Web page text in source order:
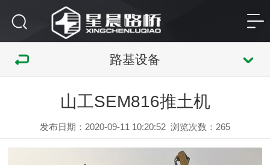
路基设备
山工SEM816推土机
发布日期：2020-09-11 10:20:52 浏览次数： 265